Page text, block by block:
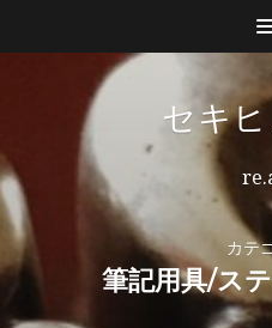
セキ
カテ
筆記用具/ス